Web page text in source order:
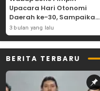
Upacara Hari Otonomi
Daerah ke-30, Sampaikan
Amanat Mendagri
Wujudkan Asta Cita
3 bulan yang lalu
BERITA TERBARU